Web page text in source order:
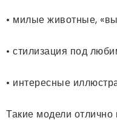
• милые животные,
• стилизация под
• интересные
Такие модели